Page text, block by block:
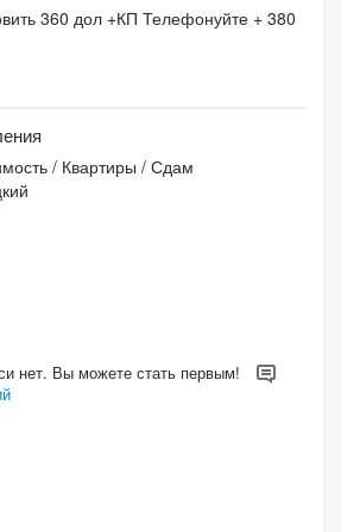
360 дол +КП Телефонуйте + 380
/ Квартиры / Сдам
нет. Вы можете стать первым!